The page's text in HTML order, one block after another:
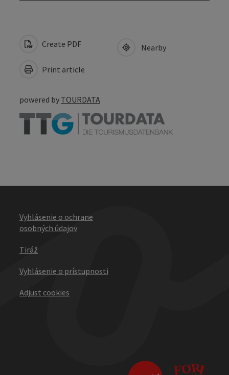
Create PDF
Print article
Nearby
powered by TOURDATA
Vyhlásenie o ochrane
osobných údajov
Tiráž
Vyhlásenie o prístupnosti
Adjust cookies